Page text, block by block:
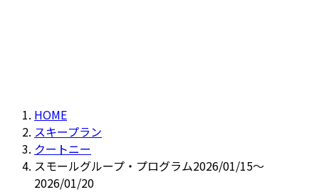
HOME
スキープラン
クートニー
スモールグループ・プログラム2026/01/15～
2026/01/20